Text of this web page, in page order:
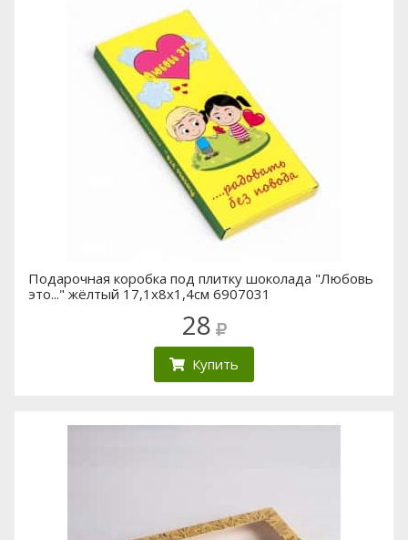
Подарочная коробка под плитку шоколада "Любовь
это..." жёлтый 17,1х8х1,4см 6907031
28
Купить